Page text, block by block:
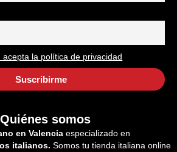
acepta la política de privacidad
Quiénes somos
en Valencia especializado en
italianos. Somos tu tienda italiana online